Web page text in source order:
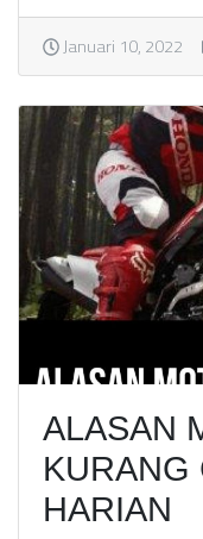
Januari 10, 2022
ALASAN
KURANG
HARIAN